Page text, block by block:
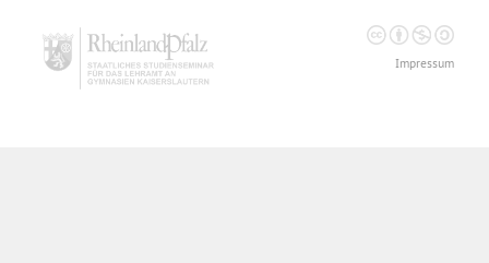
Impressum